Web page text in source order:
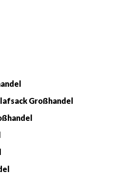
Großhandel